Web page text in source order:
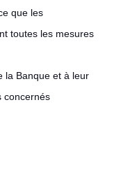
que les
toutes les mesures
la Banque et à leur
concernés